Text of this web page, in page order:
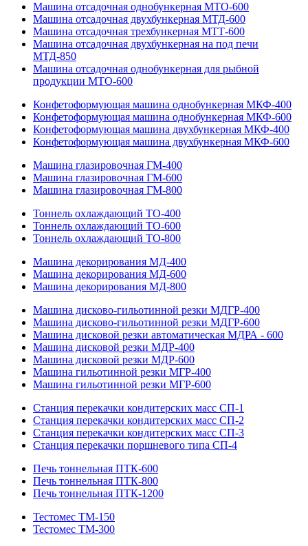
Машина отсадочная однобункерная МТО-600
Машина отсадочная двухбункерная МТД-600
Машина отсадочная трехбункерная МТТ-600
Машина отсадочная двухбункерная на под печи
МТД-850
Машина отсадочная однобункерная для рыбной
продукции МТО-600
Конфетоформующая машина однобункерная МКФ-400
Конфетоформующая машина однобункерная МКФ-600
Конфетоформующая машина двухбункерная МКФ-400
Конфетоформующая машина двухбункерная МКФ-600
Машина глазировочная ГМ-400
Машина глазировочная ГМ-600
Машина глазировочная ГМ-800
Тоннель охлаждающий ТО-400
Тоннель охлаждающий ТО-600
Тоннель охлаждающий ТО-800
Машина декорирования МД-400
Машина декорирования МД-600
Машина декорирования МД-800
Машина дисково-гильотинной резки МДГР-400
Машина дисково-гильотинной резки МДГР-600
Машина дисковой резки автоматическая МДРА - 600
Машина дисковой резки МДР-400
Машина дисковой резки МДР-600
Машина гильотинной резки МГР-400
Машина гильотинной резки МГР-600
Станция перекачки кондитерских масс СП-1
Станция перекачки кондитерских масс СП-2
Станция перекачки кондитерских масс СП-3
Станция перекачки поршневого типа СП-4
Печь тоннельная ПТК-600
Печь тоннельная ПТК-800
Печь тоннельная ПТК-1200
Тестомес ТМ-150
Тестомес ТМ-300